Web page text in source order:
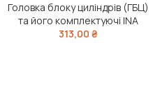
Головка блоку циліндрів (ГБЦ)
та його комплектуючі INA
313,00 ₴